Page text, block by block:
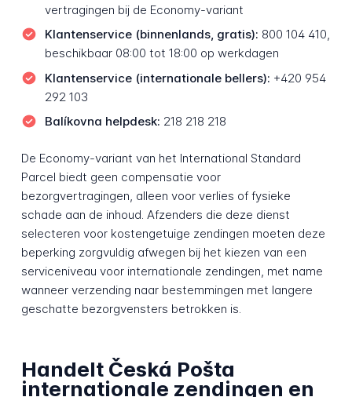
vertragingen bij de Economy-variant
Klantenservice (binnenlands, gratis): 800 104 410,
beschikbaar 08:00 tot 18:00 op werkdagen
Klantenservice (internationale bellers): +420 954
292 103
Balíkovna helpdesk: 218 218 218
De Economy-variant van het International Standard
Parcel biedt geen compensatie voor
bezorgvertragingen, alleen voor verlies of fysieke
schade aan de inhoud. Afzenders die deze dienst
selecteren voor kostengetuige zendingen moeten deze
beperking zorgvuldig afwegen bij het kiezen van een
serviceniveau voor internationale zendingen, met name
wanneer verzending naar bestemmingen met langere
geschatte bezorgvensters betrokken is.
Handelt Česká Pošta
internationale zendingen en